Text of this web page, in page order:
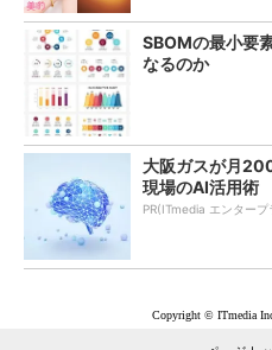
SBOMの最小要
なるのか
大阪ガスが月
現場のAI活用術
PR(ITmedia エンタープ
Copyright © ITmedia